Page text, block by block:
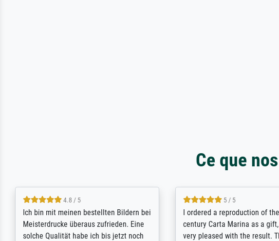
Ce que
5 / 5
Rundum positive Erfahrung. Die
Ausführung des Auftrags hat eine Weile
gedauert, die angekündigte Lieferzeit
5 / 5
The team at Meisterdrucke
meet its clients demands,
expert advice on how to obtain